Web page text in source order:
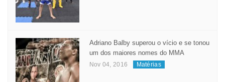
Adriano Balby superou o vício e se tonou
um dos maiores nomes do MMA
Nov 04, 2016 Matérias